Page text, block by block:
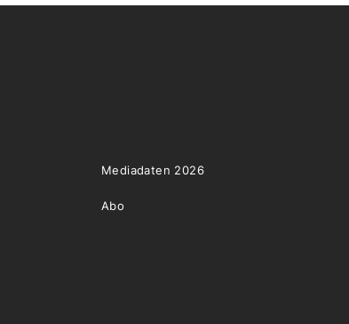
Mediadaten 2026
Abo